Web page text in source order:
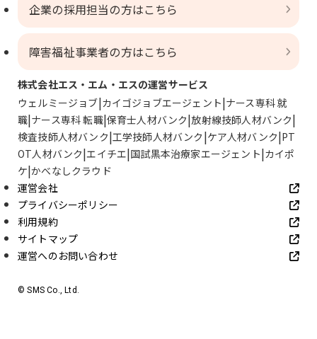
企業の採用担当の方はこちら
障害福祉事業者の方はこちら
株式会社エス・エム・エスの運営サービス
ウェルミージョブ カイゴジョブエージェント ナース専科 就
職 ナース専科 転職 保育士人材バンク 放射線技師人材バンク
検査技師人材バンク 工学技師人材バンク ケア人材バンク PT
OT人材バンク エイチエ 国試黒本治療家エージェント カイポ
ケ かべなしクラウド
運営会社
プライバシーポリシー
利用規約
サイトマップ
運営へのお問い合わせ
© SMS Co., Ltd.